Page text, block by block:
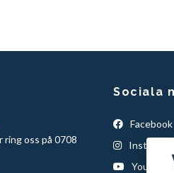
ring oss på 0708
Sociala
Facebook
Instagram
YouTube